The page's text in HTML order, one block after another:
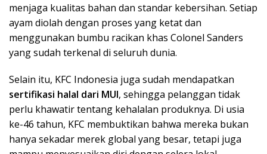
menjaga kualitas bahan dan standar kebersihan. Setiap
ayam diolah dengan proses yang ketat dan
menggunakan bumbu racikan khas Colonel Sanders
yang sudah terkenal di seluruh dunia.
Selain itu, KFC Indonesia juga sudah mendapatkan
sertifikasi halal dari MUI, sehingga pelanggan tidak
perlu khawatir tentang kehalalan produknya. Di usia
ke-46 tahun, KFC membuktikan bahwa mereka bukan
hanya sekadar merek global yang besar, tetapi juga